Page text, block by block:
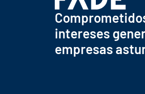
intereses
empresas